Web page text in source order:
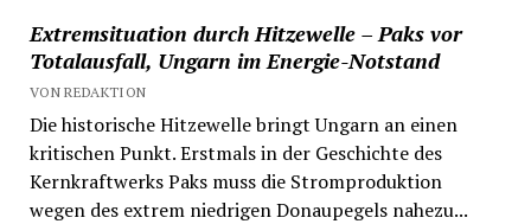
Extremsituation durch Hitzewelle – Paks vor
Totalausfall, Ungarn im Energie-Notstand
VON REDAKTION
Die historische Hitzewelle bringt Ungarn an einen
kritischen Punkt. Erstmals in der Geschichte des
Kernkraftwerks Paks muss die Stromproduktion
wegen des extrem niedrigen Donaupegels nahezu...